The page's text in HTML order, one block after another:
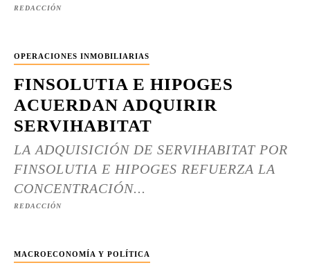
REDACCIÓN
OPERACIONES INMOBILIARIAS
FINSOLUTIA E HIPOGES
ACUERDAN ADQUIRIR
SERVIHABITAT
LA ADQUISICIÓN DE SERVIHABITAT POR
FINSOLUTIA E HIPOGES REFUERZA LA
CONCENTRACIÓN...
REDACCIÓN
MACROECONOMÍA Y POLÍTICA